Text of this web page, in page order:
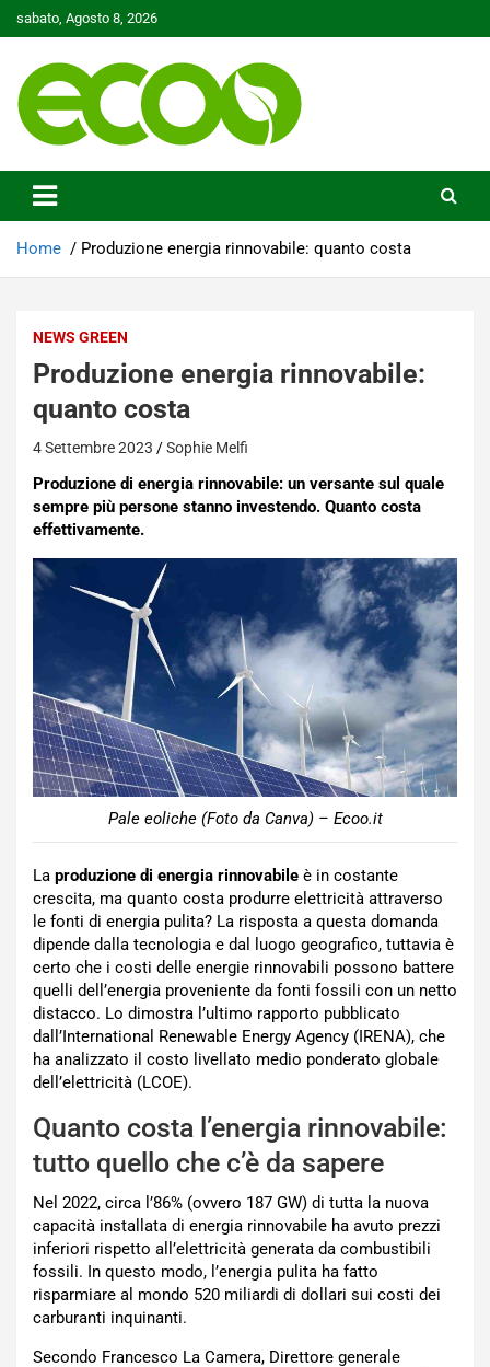
to
sabato, Agosto 8, 2026
Ecoo.it
Home Produzione energia rinnovabile: quanto costa
NEWS GREEN
Produzione energia rinnovabile:
quanto costa
4 Settembre 2023 Sophie Melfi
Produzione di energia rinnovabile: un versante sul quale
sempre più persone stanno investendo. Quanto costa
effettivamente.
Pale eoliche (Foto da Canva) – Ecoo.it
La produzione di energia rinnovabile è in costante
crescita, ma quanto costa produrre elettricità attraverso
le fonti di energia pulita? La risposta a questa domanda
dipende dalla tecnologia e dal luogo geografico, tuttavia è
certo che i costi delle energie rinnovabili possono battere
quelli dell’energia proveniente da fonti fossili con un netto
distacco. Lo dimostra l’ultimo rapporto pubblicato
dall’International Renewable Energy Agency (IRENA), che
ha analizzato il costo livellato medio ponderato globale
dell’elettricità (LCOE).
Quanto costa l’energia rinnovabile:
tutto quello che c’è da sapere
Nel 2022, circa l’86% (ovvero 187 GW) di tutta la nuova
capacità installata di energia rinnovabile ha avuto prezzi
inferiori rispetto all’elettricità generata da combustibili
fossili. In questo modo, l’energia pulita ha fatto
risparmiare al mondo 520 miliardi di dollari sui costi dei
carburanti inquinanti.
Secondo Francesco La Camera, Direttore generale